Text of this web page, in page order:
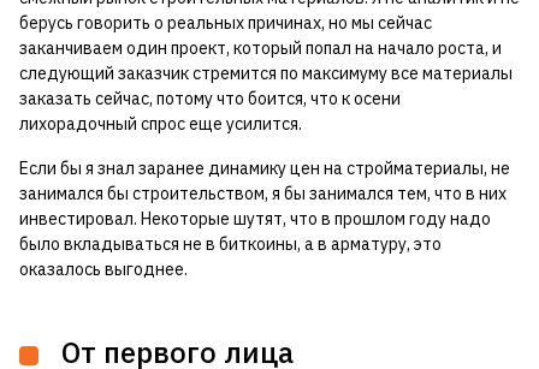
берусь говорить о реальных причинах, но мы сейчас
заканчиваем один проект, который попал на начало роста, и
следующий заказчик стремится по максимуму все материалы
заказать сейчас, потому что боится, что к осени
лихорадочный спрос еще усилится.
Если бы я знал заранее динамику цен на стройматериалы, не
занимался бы строительством, я бы занимался тем, что в них
инвестировал. Некоторые шутят, что в прошлом году надо
было вкладываться не в биткоины, а в арматуру, это
оказалось выгоднее.
От первого лица